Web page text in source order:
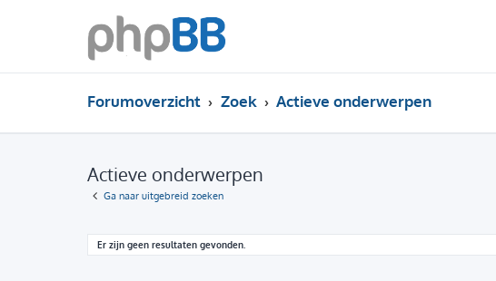
Forumoverzicht Zoek Actieve onderwerpen
Actieve onderwerpen
Ga naar uitgebreid zoeken
Er zijn geen resultaten gevonden.